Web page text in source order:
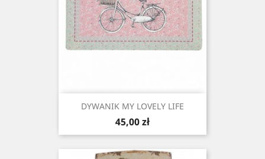
DYWANIK MY LOVELY LIFE
Cena
45,00 zł